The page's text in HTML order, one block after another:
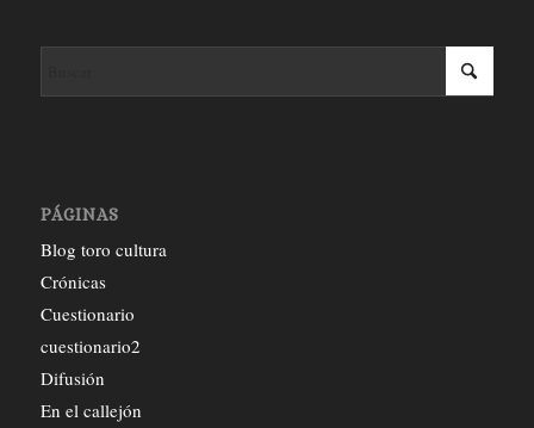
PÁGINAS
Blog toro cultura
Crónicas
Cuestionario
cuestionario2
Difusión
En el callejón